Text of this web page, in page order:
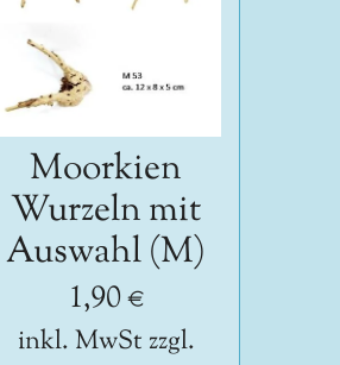
Moorkien
Wurzeln mit
Auswahl (M)
1,90 €
inkl. MwSt zzgl.